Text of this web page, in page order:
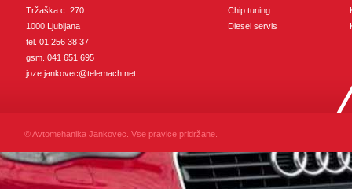
Tržaška c. 270
1000 Ljubljana
tel. 01 256 38 37
gsm. 041 651 695
joze.jankovec@telemach.net
Chip tuning
Diesel servis
© Avtomehanika Jankovec. Vse pravice pridržane.